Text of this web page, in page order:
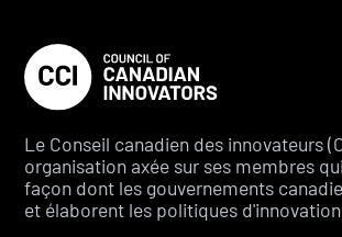
Le Conseil canadien des innovateurs
organisation axée sur ses membres
façon dont les gouvernements
et élaborent les politiques